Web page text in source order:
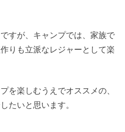
すが、キャンプでは、家族で
りも立派なレジャーとして楽
を楽しむうえでオススメの、
たいと思います。